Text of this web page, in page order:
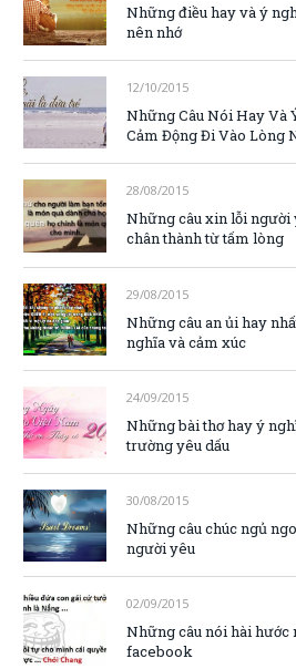
Những điều hay và ý
nên nhớ
12/10/2015
Những Câu Nói Hay Và
Cảm Động Đi Vào Lòng
28/08/2015
Những câu xin lỗi người
chân thành từ tấm lòng
29/08/2015
Những câu an ủi hay
nghĩa và cảm xúc
24/09/2015
Những bài thơ hay ý
trường yêu dấu
30/08/2015
Những câu chúc ngủ
người yêu
02/09/2015
Những câu nói hài hước
facebook